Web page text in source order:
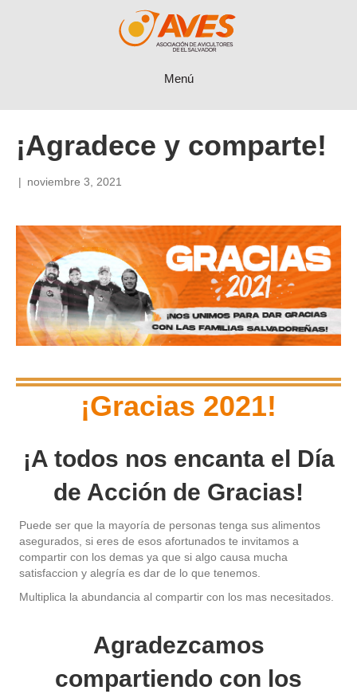
Menú
¡Agradece y comparte!
| noviembre 3, 2021
¡Gracias 2021!
¡A todos nos encanta el Día
de Acción de Gracias!
Puede ser que la mayoría de personas tenga sus alimentos
asegurados, si eres de esos afortunados te invitamos a
compartir con los demas ya que si algo causa mucha
satisfaccion y alegría es dar de lo que tenemos.
Multiplica la abundancia al compartir con los mas necesitados.
Agradezcamos
compartiendo con los